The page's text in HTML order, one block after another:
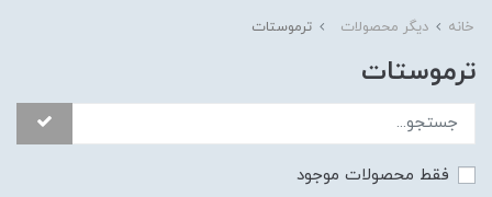
خانه دیگر محصولات ترموستات
ترموستات
فقط محصولات موجود